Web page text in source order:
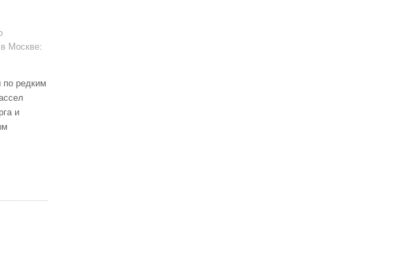
Москве:
редким
и